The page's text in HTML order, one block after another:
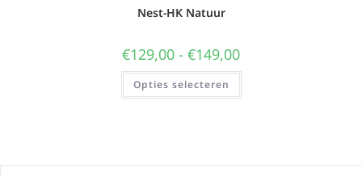
Nest-HK Natuur
€129,00 - €149,00
Opties selecteren